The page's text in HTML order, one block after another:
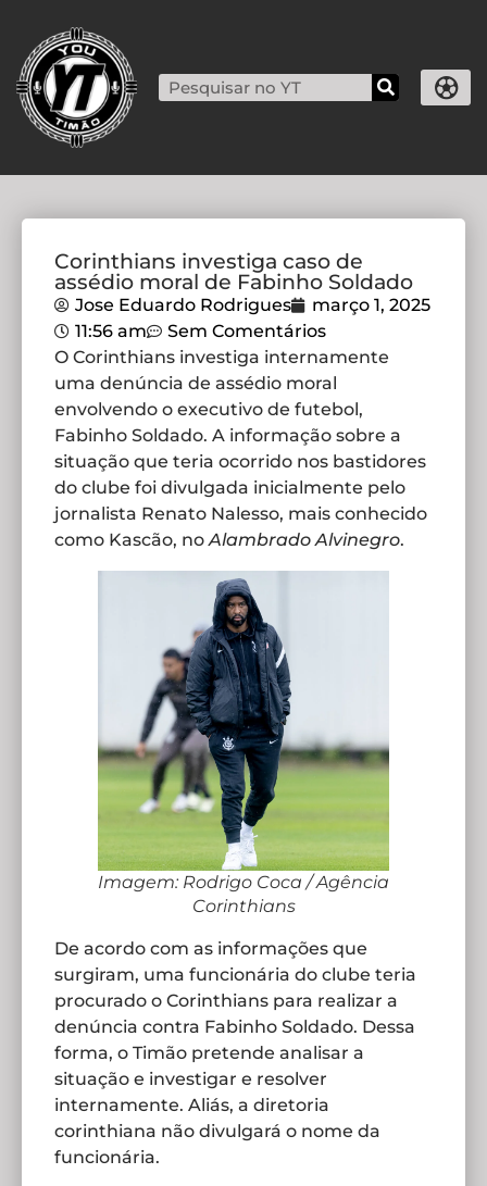
Corinthians investiga caso de
assédio moral de Fabinho Soldado
Jose Eduardo Rodrigues
março 1, 2025
11:56 am
Sem Comentários
O Corinthians investiga internamente
uma denúncia de assédio moral
envolvendo o executivo de futebol,
Fabinho Soldado. A informação sobre a
situação que teria ocorrido nos bastidores
do clube foi divulgada inicialmente pelo
jornalista Renato Nalesso, mais conhecido
como Kascão, noAlambrado Alvinegro.
Imagem: Rodrigo Coca / Agência
Corinthians
De acordo com as informações que
surgiram, uma funcionária do clube teria
procurado o Corinthians para realizar a
denúncia contra Fabinho Soldado. Dessa
forma, o Timão pretende analisar a
situação e investigar e resolver
internamente. Aliás, a diretoria
corinthiana não divulgará o nome da
funcionária.